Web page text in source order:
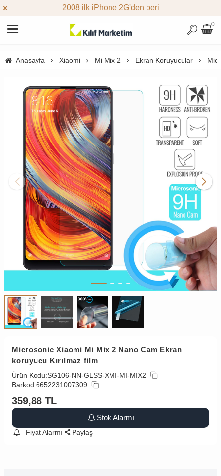
2008 ilk iPhone 2G'den beri
0
Anasayfa Xiaomi Mi Mix 2 Ekran Koruyucular
Microsonic Xiaomi Mi Mix 2 Nano Cam Ekran
koruyucu Kırılmaz film
Ürün Kodu:SG106-NN-GLSS-XMI-MI-MIX2
Barkod:6652231007309
359,88 TL
Stok Alarmı
Fiyat Alarmı Paylaş